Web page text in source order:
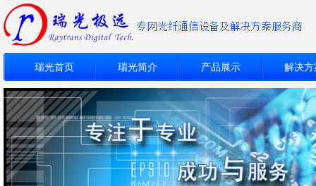
瑞光首页 瑞光简介 产品展示 解决方